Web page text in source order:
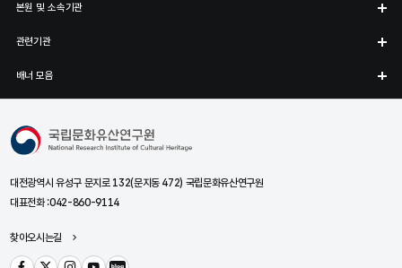
본원 및 소속기관
관련기관
배너 모음
국립문화유산연구원
대전광역시 유성구 문지로 132(문지동 472) 국립문화유산연구원
대표전화 :042-860-9114
찾아오시는길